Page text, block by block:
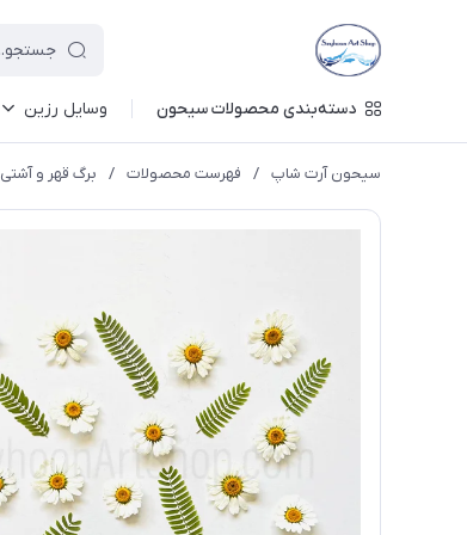
دسته‌بندی محصولات سیحون وسایل رزین
سیحون آرت شاپ / فهرست محصولات / برگ قهر و آشتی